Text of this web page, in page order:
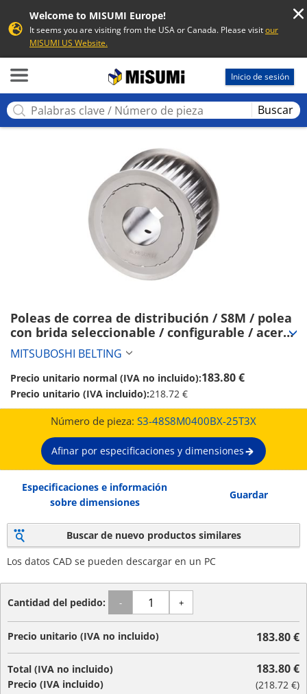
Welcome to MISUMI Europe!
It seems you are visiting from the USA or Canada. Please visitour
MISUMI US Website.
Inicio de sesión
Buscar
Poleas de correa de distribución / S8M / polea
con brida seleccionable / configurable / acero
/ bruñido, niquelado químicamente / S8M0400
(S3-48S8M0400BX-25T3X)
MITSUBOSHI BELTING
Precio unitario normal (IVA no incluido):183.80 €
Precio unitario (IVA incluido):218.72 €
Número de pieza: S3-48S8M0400BX-25T3X
Afinar por especificaciones y dimensiones
Especificaciones e información
sobre dimensiones
Guardar
Buscar de nuevo productos similares
Los datos CAD se pueden descargar en un PC
Cantidad del pedido: - +
Precio unitario (IVA no incluido) 183.80 €
Total (IVA no incluido)
Precio (IVA incluido)
183.80 €
(218.72 €)